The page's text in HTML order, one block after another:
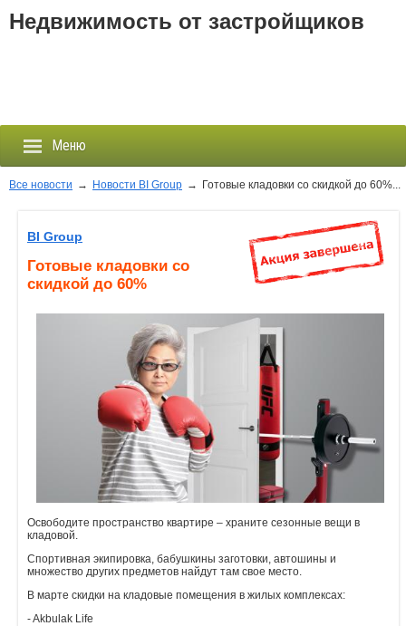
Недвижимость от застройщиков
Меню
Застройщики
Новостройки
Новости
Все новости → Новости BI Group → Готовые кладовки со скидкой до 60%...
BI Group
Готовые кладовки со
скидкой до 60%
Освободите пространство квартире – храните сезонные вещи в
кладовой.
Спортивная экипировка, бабушкины заготовки, автошины и
множество других предметов найдут там свое место.
В марте скидки на кладовые помещения в жилых комплексах:
- Akbulak Life